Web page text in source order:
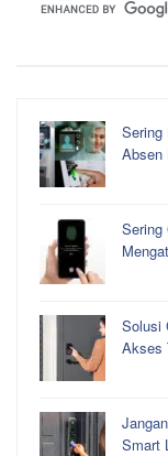
Sering
Sering
Solusi
Akses
Smart